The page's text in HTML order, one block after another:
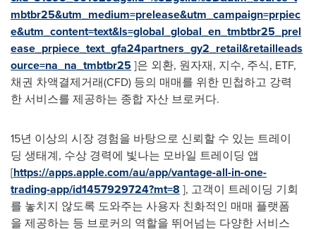
mbtbr25&utm_medium=prelease&utm_campaign=prpiec
e&utm_content=text&ls=global_global_en_tmbtbr25_prel
ease_prpiece_text_gfa24partners_gy2_retail&retailleads
ource=na_na_tmbtbr25]은 외환, 원자재, 지수, 주식, ETF,
채권 차액결제거래(CFD) 등의 매매를 위한 민첩하고 강력
한 서비스를 제공하는 종합 자산 브로커다.
15년 이상의 시장 경험을 바탕으로 신뢰할 수 있는 트레이
딩 생태계, 수상 경력에 빛나는 모바일 트레이딩 앱
[https://apps.apple.com/au/app/vantage-all-in-one-
trading-app/id1457929724?mt=8 ], 고객이 트레이딩 기회
를 놓치지 않도록 도와주는 사용자 친화적인 매매 플랫폼
을 제공하는 등 브로커의 역할을 뛰어넘는 다양한 서비스